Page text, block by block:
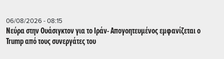
06/08/2026 - 08:15
Νεύρα στην Ουάσιγκτον για το Ιράν- Απογοητευμένος εμφανίζεται ο
Trump από τους συνεργάτες του